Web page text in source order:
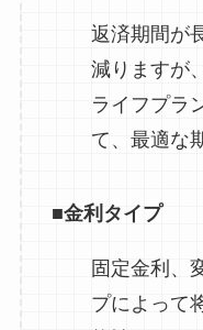
返済期間が
減りますが
ライフプラ
て、最適な
■金利タイプ
固定金利、
プによって